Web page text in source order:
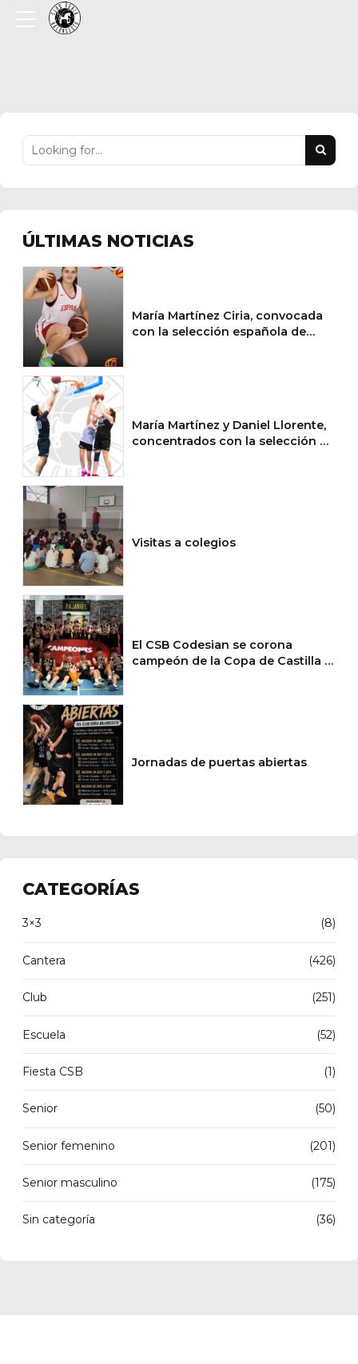
ÚLTIMAS NOTICIAS
María Martínez Ciria, convocada
con la selección española de
María Martínez y Daniel Llorente,
concentrados con la selección de
Visitas a colegios
El CSB Codesian se corona
campeón de la Copa de Castilla y
Jornadas de puertas abiertas
CATEGORÍAS
3×3 (8)
Cantera (426)
Club (251)
Escuela (52)
Fiesta CSB (1)
Senior (50)
Senior femenino (201)
Senior masculino (175)
Sin categoría (36)